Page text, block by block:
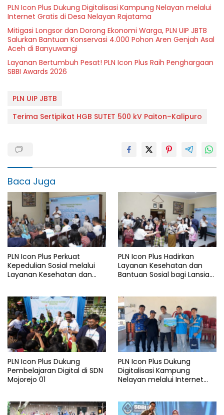
PLN Icon Plus Dukung Digitalisasi Kampung Nelayan melalui
Internet Gratis di Desa Nelayan Rajatama
Mitigasi Longsor dan Dorong Ekonomi Warga, PLN UIP JBTB
Salurkan Bantuan Konservasi 4.000 Pohon Aren Genjah Asal
Aceh di Banyuwangi
Layanan Bertumbuh Pesat! PLN Icon Plus Raih Penghargaan
SBBI Awards 2026
PLN UIP JBTB
Terima Sertipikat HGB SUTET 500 kV Paiton–Kalipuro
Baca Juga
PLN Icon Plus Perkuat
Kepedulian Sosial melalui
Layanan Kesehatan dan
PLN Icon Plus Hadirkan
Layanan Kesehatan dan
Bantuan Sosial bagi Lansia
PLN Icon Plus Dukung
Pembelajaran Digital di SDN
Mojorejo 01
PLN Icon Plus Dukung
Digitalisasi Kampung
Nelayan melalui Internet